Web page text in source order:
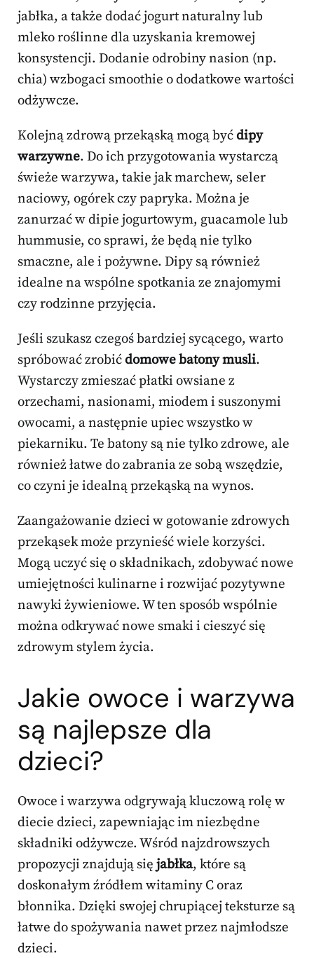
jabłka, a także dodać jogurt naturalny lub
mleko roślinne dla uzyskania kremowej
konsystencji. Dodanie odrobiny nasion (np.
chia) wzbogaci smoothie o dodatkowe wartości
odżywcze.
Kolejną zdrową przekąską mogą byćdipy
warzywne. Do ich przygotowania wystarczą
świeże warzywa, takie jak marchew, seler
naciowy, ogórek czy papryka. Można je
zanurzać w dipie jogurtowym, guacamole lub
hummusie, co sprawi, że będą nie tylko
smaczne, ale i pożywne. Dipy są również
idealne na wspólne spotkania ze znajomymi
czy rodzinne przyjęcia.
Jeśli szukasz czegoś bardziej sycącego, warto
spróbować zrobićdomowe batony musli.
Wystarczy zmieszać płatki owsiane z
orzechami, nasionami, miodem i suszonymi
owocami, a następnie upiec wszystko w
piekarniku. Te batony są nie tylko zdrowe, ale
również łatwe do zabrania ze sobą wszędzie,
co czyni je idealną przekąską na wynos.
Zaangażowanie dzieci w gotowanie zdrowych
przekąsek może przynieść wiele korzyści.
Mogą uczyć się o składnikach, zdobywać nowe
umiejętności kulinarne i rozwijać pozytywne
nawyki żywieniowe. W ten sposób wspólnie
można odkrywać nowe smaki i cieszyć się
zdrowym stylem życia.
Jakie owoce i warzywa
są najlepsze dla
dzieci?
Owoce i warzywa odgrywają kluczową rolę w
diecie dzieci, zapewniając im niezbędne
składniki odżywcze. Wśród najzdrowszych
propozycji znajdują się jabłka, które są
doskonałym źródłem witaminy C oraz
błonnika. Dzięki swojej chrupiącej teksturze są
łatwe do spożywania nawet przez najmłodsze
dzieci.